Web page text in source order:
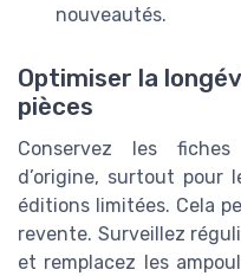
nouveautés.
Optimiser la
pièces
Conservez les
d’origine, surtout pour
éditions limitées. Cela
revente. Surveillez
et remplacez les